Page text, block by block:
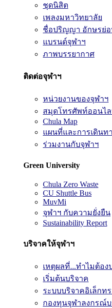
ชุดนิสิต
เพลงมหาวิทยาลัย
ชื่อปริญญา อักษรย่
แบรนด์จุฬาฯ
ภาพบรรยากาศ
ติดต่อจุฬาฯ
หน่วยงานของจุฬาฯ
สมุดโทรศัพท์ออนไ
Chula Map
แผนที่และการเดินท
ร่วมงานกับจุฬาฯ
Green University
Chula Zero Waste
CU Shuttle Bus
MuvMi
จุฬาฯ กับความยั่งยืน
Sustainability Report
บริจาคให้จุฬาฯ
เหตุผลที่...ทำไมต้อง
เริ่มต้นบริจาค
ระบบบริจาคอิเล็กท
กองทุนจุฬาลงกรณ์